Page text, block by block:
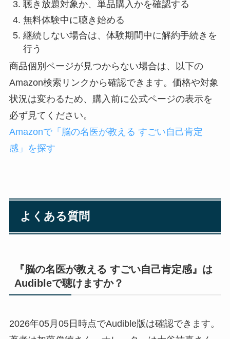
聴き放題対象か、単品購入かを確認する
無料体験中に聴き始める
継続しない場合は、体験期間中に解約手続きを
行う
商品個別ページが見つからない場合は、以下の
Amazon検索リンクから確認できます。価格や対象
状況は変わるため、購入前に公式ページの表示を
必ず見てください。
Amazonで「脳の名医が教える すごい自己肯定
感」を探す
よくある質問
『脳の名医が教える すごい自己肯定感』は
Audibleで聴けますか？
2026年05月05日時点でAudible版は確認できます。